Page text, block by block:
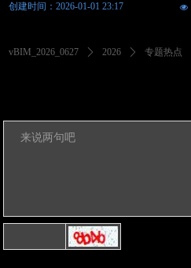
vBIM_2026_0627 ꄲ 2026 ꄲ 专题热点
创建时间： 2026-01-01 23:17 넶